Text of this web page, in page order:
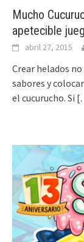
Mucho
apetecible
abril 27, 2015
Crear helados
sabores y
el cucurucho. Si